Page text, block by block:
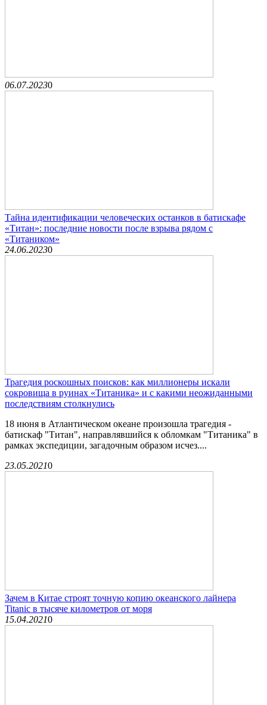
06.07.20230
Тайна идентификации человеческих останков в батискафе
«Титан»: последние новости после взрыва рядом с
«Титаником»
24.06.20230
Трагедия роскошных поисков: как миллионеры искали
сокровища в руинах «Титаника» и с какими неожиданными
последствиям столкнулись
18 июня в Атлантическом океане произошла трагедия -
батискаф "Титан", направлявшийся к обломкам "Титаника" в
рамках экспедиции, загадочным образом исчез....
23.05.20210
Зачем в Китае строят точную копию океанского лайнера
Titanic в тысяче километров от моря
15.04.20210